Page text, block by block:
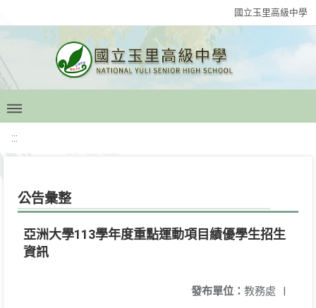
國立玉里高級中學
:::
公告彙整
亞洲大學113學年度重點運動項目績優學生招生
資訊
發布單位： 教務處 |